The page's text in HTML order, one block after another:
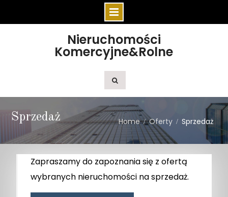
Nieruchomości
Komercyjne&Rolne
Sprzedaż Home Oferty Sprzedaż
Zapraszamy do zapoznania się z ofertą
wybranych nieruchomości na sprzedaż.